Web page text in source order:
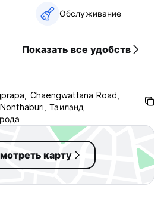
from original language)
Обслуживание
Показать все удобств
Chaengwattana Road,
Таиланд
карту